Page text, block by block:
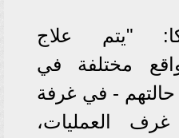
"يتم علاج
مختلفة في
- في غرفة
العمليات،